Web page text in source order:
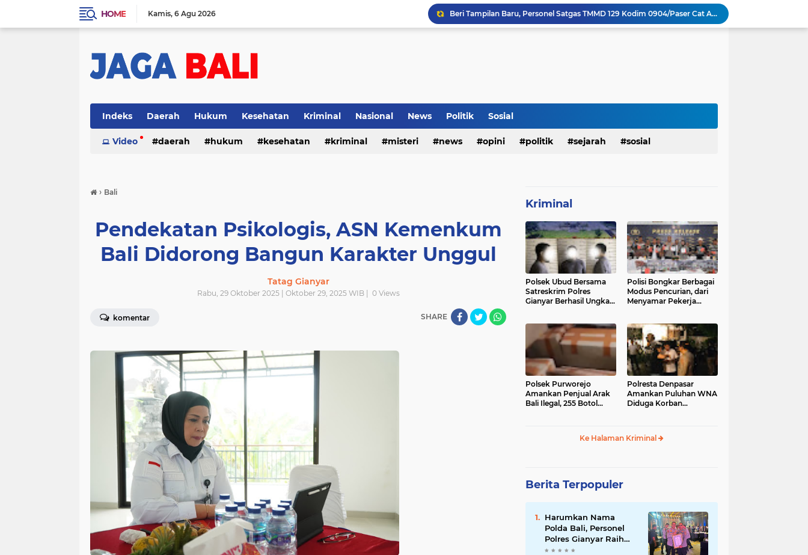
HOME Kamis 6 Agu 2026
Beri Tampilan Baru, Personel Satgas TMMD 129 Kodim 0904/Paser Cat Atap Rumah Marbot
Pencegahan DBD Perlu Dimulai dari Rumah hingga Lingkungan Sekolah
Polresta Denpasar Ungkap Kasus Narkoba, Temukan Senpi dan Airsoft Gun Saat Pengerebekan
Rumah Bapak Sirajudin Masuk Fase Finishing Sebelum Diserahkan
Indeks Daerah Hukum Kesehatan Kriminal Nasional News Politik Sosial
Video daerah hukum kesehatan kriminal misteri news opini politik sejarah sosial
› Bali
Pendekatan Psikologis, ASN Kemenkum
Bali Didorong Bangun Karakter Unggul
Tatag Gianyar
Rabu, 29 Oktober 2025 | Oktober 29, 2025 WIB | 0Views
komentar SHARE
Kriminal
Polsek Ubud Bersama
Satreskrim Polres
Gianyar Berhasil Ungkap
Polisi Bongkar Berbagai
Modus Pencurian, dari
Menyamar Pekerja
Polsek Purworejo
Amankan Penjual Arak
Bali Ilegal, 255 Botol
Polresta Denpasar
Amankan Puluhan WNA
Diduga Korban
Ke Halaman Kriminal
Berita Terpopuler
Harumkan Nama
Polda Bali, Personel
Polres Gianyar Raih
Penghargaan